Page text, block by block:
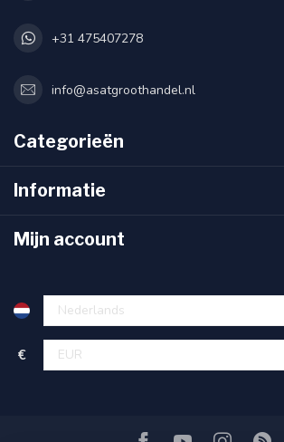
+31 475407278
info@asatgroothandel.nl
Categorieën
Informatie
Mijn account
€